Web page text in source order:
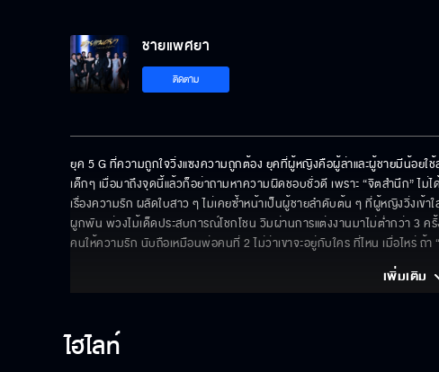
ชายแพศยา
ติดตาม
ยุค 5 G ที่ความถูกใจวิ่งแซงความถูกต้อง ยุคที่ผู้หญิงคือผู้ล่าและผู้ชายมีน้อย
เด็กๆ เมื่อมาถึงจุดนี้แล้วก็อย่าถามหาความผิดชอบชั่วดี เพราะ “จิตสำนึก” ไม่ไ
เรื่องความรัก ผลัดใบสาว ๆ ไม่เคยซ้ำหน้าเป็นผู้ชายลำดับต้น ๆ ที่ผู้หญิงวิ่งเข้
ผูกพัน พ่วงไม้เด็ดประสบการณ์โชกโชน วิมผ่านการแต่งงานมาไม่ต่ำกว่า 3 ค
คนให้ความรัก นับถือเหมือนพ่อคนที่ 2 ไม่ว่าเขาจะอยู่กับใคร ที่ไหน เมื่อไหร่ ถ้
เพิ่มเติม
ไฮไลท์